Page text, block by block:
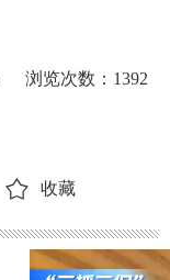
浏览次数： 1392
收藏